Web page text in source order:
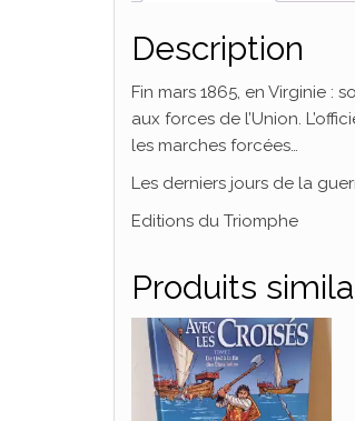
Description
Fin mars 1865, en Virginie
aux forces de l’Union.
les marches forcées…
Les derniers jours de la
Editions du Triomphe
Produits